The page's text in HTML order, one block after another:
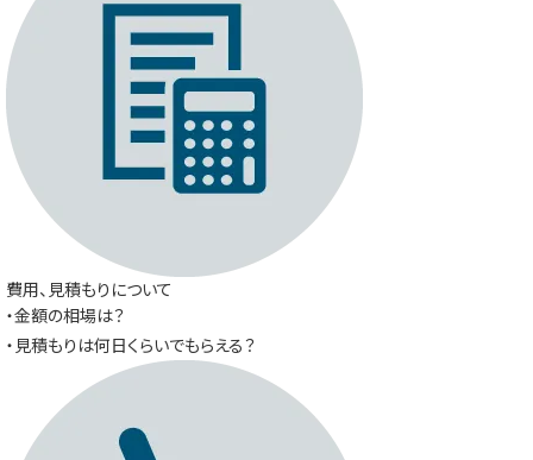
費用、見積もりについて
・金額の相場は？
・見積もりは何日くらいでもらえる？